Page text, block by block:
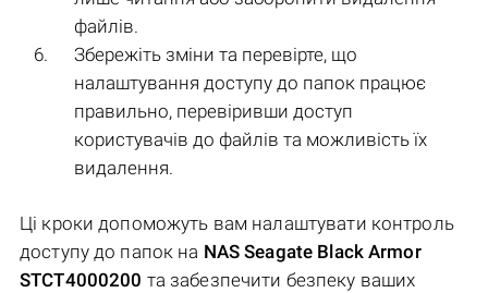
файлів.
Збережіть зміни та перевірте, що
налаштування доступу до папок працює
правильно, перевіривши доступ
користувачів до файлів та можливість їх
видалення.
Ці кроки допоможуть вам налаштувати контроль
доступу до папок на NAS Seagate Black Armor
STCT4000200 та забезпечити безпеку ваших